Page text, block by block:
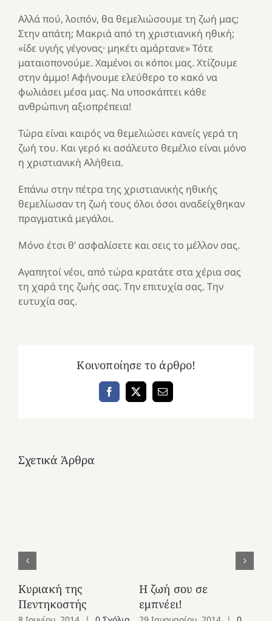
Αλλά πού, λοιπόν, θα θεμελιώσουμε τη ζωή μας;
Στην απάτη; Μακριά από τη χριστιανική ηθική;
«ίδε υγιής γέγονας· μηκέτι αμάρτανε» Τότε
ματαιοπονούμε. Χαμένοι οι κόποι μας. Χτίζουμε
στην άμμο! Αφήνουμε ελεύθερο το κακό να
φωλιάσει μέσα μας. Να υποσκάπτει κάθε
ανθρώπινη αξιοπρέπεια!
Τώρα είναι καιρός να θεμελιώσει κανείς γερά τη
ζωή του. Και γερό κι ασάλευτο θεμέλιο είναι μόνο
η χριστιανική Αλήθεια.
Επάνω στην πέτρα της χριστιανικής ηθικής
θεμελίωσαν τη ζωή τους όλοι όσοι αναδείχθηκαν
πραγματικά μεγάλοι.
Μόνο έτσι θ’ ασφαλίσετε και σεις το μέλλον σας.
Αγαπητοί νέοι, από τώρα κρατάτε στα χέρια σας
τη χαρά της ζωής σας. Την επιτυχία σας. Την
ευτυχία σας.
Κοινοποίησε το άρθρο!
Facebook
X Email
Σχετικά Άρθρα
Κυριακή της
Πεντηκοστής
Η ζωή σου σε
εμπνέει!